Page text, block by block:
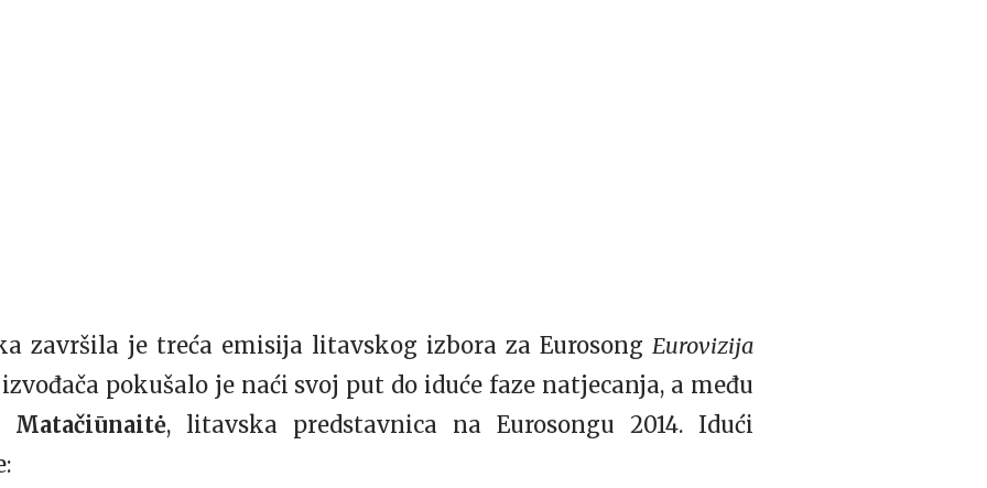
završila je treća emisija litavskog izbora za Eurosong Eurovizija
pokušalo je naći svoj put do iduće faze natjecanja, a među
, litavska predstavnica na Eurosongu 2014. Idući